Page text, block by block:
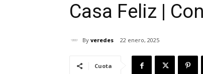
Casa Feliz |
By veredes 22 enero, 2025
Cuota